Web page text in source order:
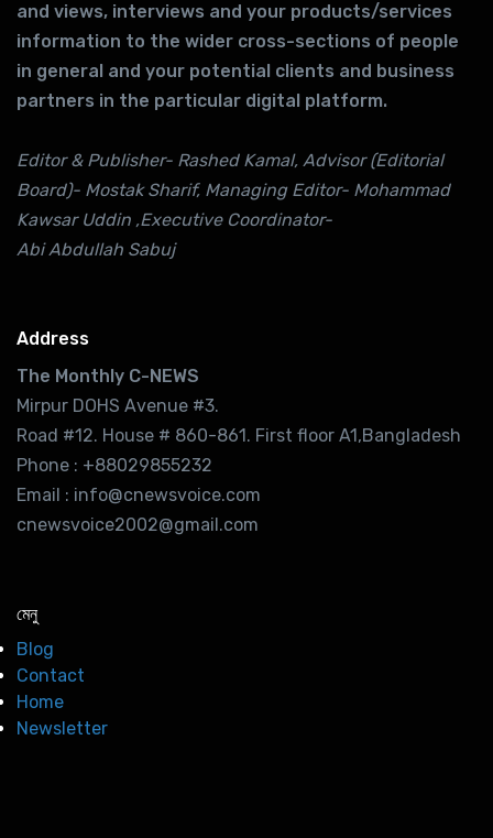
and views, interviews and your products/services
information to the wider cross-sections of people
in general and your potential clients and business
partners in the particular digital platform.
Editor & Publisher- Rashed Kamal, Advisor (Editorial
Board)- Mostak Sharif, Managing Editor- Mohammad
Kawsar Uddin ,Executive Coordinator-
Abi Abdullah Sabuj
Address
The Monthly C-NEWS
Mirpur DOHS Avenue #3.
Road #12. House # 860-861. First floor A1,Bangladesh
Phone : +88029855232
Email : info@cnewsvoice.com
cnewsvoice2002@gmail.com
মেনু
Blog
Contact
Home
Newsletter